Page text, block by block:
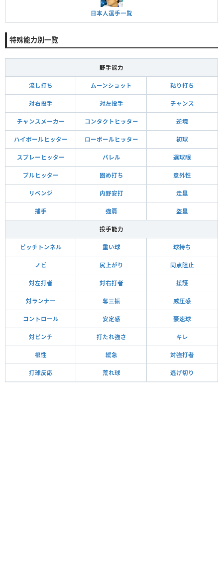
日本人選手一覧
特殊能力別一覧
野手能力
流し打ち ムーンショット 粘り打ち
対右投手 対左投手 チャンス
チャンスメーカー コンタクトヒッター 逆境
ハイボールヒッター ローボールヒッター 初球
スプレーヒッター バレル 選球眼
プルヒッター 固め打ち 意外性
リベンジ 内野安打 走塁
捕手 強肩 盗塁
投手能力
ピッチトンネル 重い球 球持ち
ノビ 尻上がり 同点阻止
対左打者 対右打者 援護
対ランナー 奪三振 威圧感
コントロール 安定感 豪速球
対ピンチ 打たれ強さ キレ
根性 緩急 対強打者
打球反応 荒れ球 逃げ切り